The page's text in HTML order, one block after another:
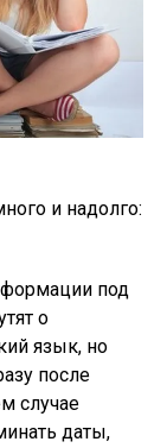
под
о
язык, но
после
случае
даты,